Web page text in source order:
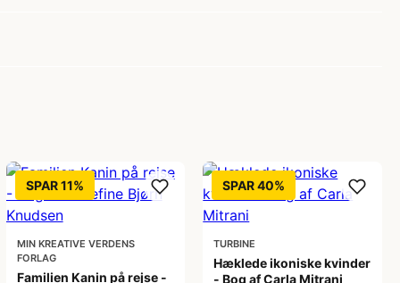
SPAR 11%
MIN KREATIVE VERDENS
FORLAG
Familien Kanin på rejse -
SPAR 40%
TURBINE
Hæklede ikoniske kvinder
- Bog af Carla Mitrani